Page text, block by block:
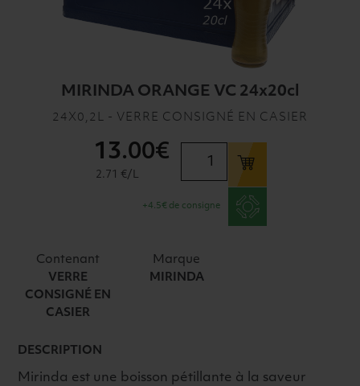
MIRINDA ORANGE VC 24x20cl
24X0,2L - VERRE CONSIGNÉ EN CASIER
MIRINDA
ORANGE
13.00€
2.71 €/L
+4.5€ de consigne
Contenant
VERRE
CONSIGNÉ EN
CASIER
Marque
MIRINDA
DESCRIPTION
Mirinda est une boisson pétillante à la saveur